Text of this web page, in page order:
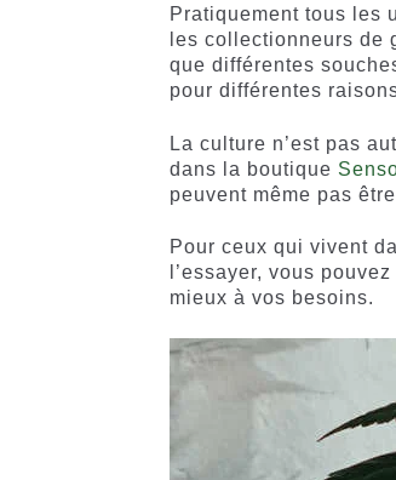
Pratiquement tous les
les collectionneurs de
que différentes
pour différentes
La culture n’est pas
dans la boutique
peuvent même pas
Pour ceux qui vivent
l’essayer, vous
mieux à vos besoins.